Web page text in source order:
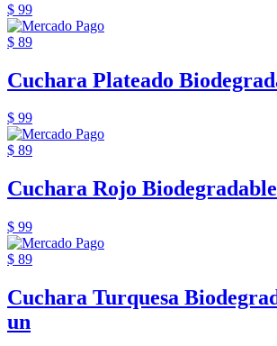
$ 99
$ 89
Cuchara Plateado
$ 99
$ 89
Cuchara Rojo
$ 99
$ 89
Cuchara Turquesa
un